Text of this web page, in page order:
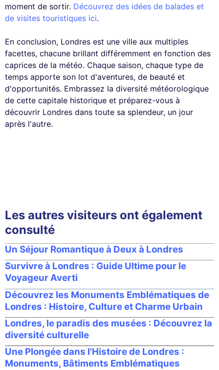
moment de sortir. Découvrez des idées de balades et
de visites touristiques ici.
En conclusion, Londres est une ville aux multiples
facettes, chacune brillant différemment en fonction des
caprices de la météo. Chaque saison, chaque type de
temps apporte son lot d'aventures, de beauté et
d'opportunités. Embrassez la diversité météorologique
de cette capitale historique et préparez-vous à
découvrir Londres dans toute sa splendeur, un jour
après l'autre.
Les autres visiteurs ont également
consulté
Un Séjour Romantique à Deux à Londres
Survivre à Londres : Guide Ultime pour le
Voyageur Averti
Découvrez les Monuments Emblématiques de
Londres : Histoire, Culture et Charme Urbain
Londres, le paradis des musées : Découvrez la
diversité culturelle
Une Plongée dans l'Histoire de Londres :
Monuments, Bâtiments Emblématiques